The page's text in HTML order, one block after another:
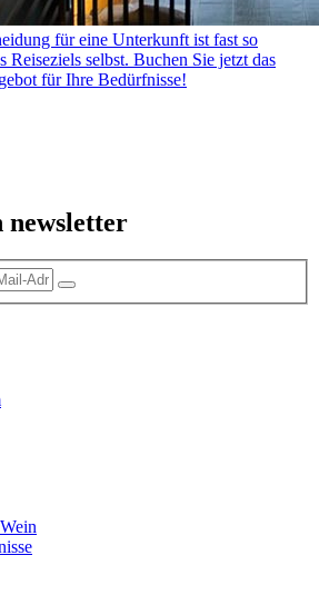
für eine Unterkunft ist fast so
selbst. Buchen Sie jetzt das
für Ihre Bedürfnisse!
newsletter